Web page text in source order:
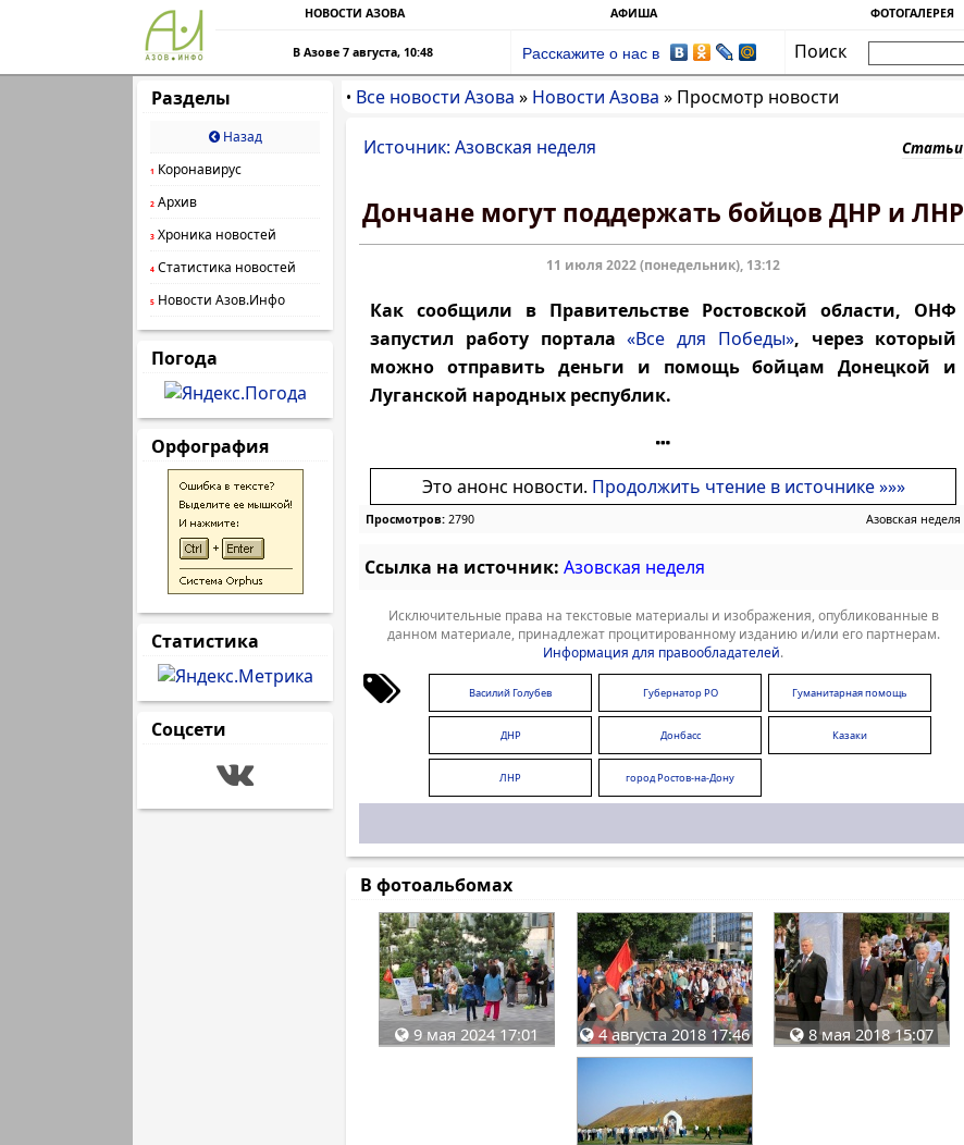
НОВОСТИ АЗОВА АФИША ФОТОГАЛЕРЕЯ
В Азове 7 августа, 10:48 Расскажите о нас в
Поиск
Разделы
Назад
1 Коронавирус
2 Архив
3 Хроника новостей
4 Статистика новостей
5 Новости Азов.Инфо
Погода
Орфография
Статистика
Соцсети
• Все новости Азова » Новости Азова » Просмотр новости
Источник: Азовская неделя Статьи
Дончане могут поддержать бойцов ДНР и ЛНР
11 июля 2022 (понедельник), 13:12
Как сообщили в Правительстве Ростовской области, ОНФ
запустил работу портала«Все для Победы», через который
можно отправить деньги и помощь бойцам Донецкой и
Луганской народных республик.
Это анонс новости. Продолжить чтение в источнике »»»
Просмотров: 2790 Азовская неделя
Ссылка на источник: Азовская неделя
Исключительные права на текстовые материалы и изображения, опубликованные в
данном материале, принадлежат процитированному изданию и/или его партнерам.
Информация для правообладателей.
Василий Голубев Губернатор РО Гуманитарная помощь
ДНР Донбасс Казаки
ЛНР город Ростов-на-Дону
В фотоальбомах
9 мая 2024 17:01 4 августа 2018 17:46 8 мая 2018 15:07